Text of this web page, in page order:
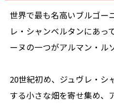
世界で最も名高いブルゴー
レ・シャンベルタンにあっ
ーヌの一つがアルマン・ル
20世紀初め、ジュヴレ・シ
する小さな畑を寄せ集め、